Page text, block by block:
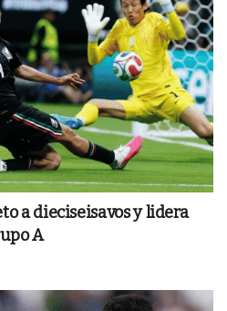
a dieciseisavos y lidera
A